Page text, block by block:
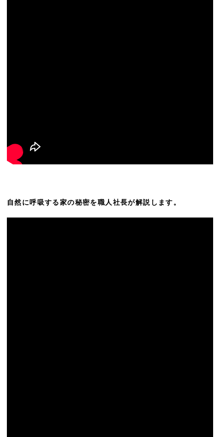
自然に呼吸する家の秘密を職人社長が解説します。